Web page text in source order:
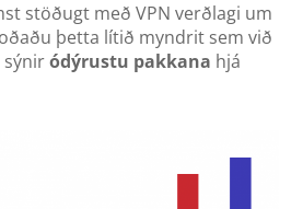
stöðugt með VPN verðlagi um
þetta lítið myndrit sem við
sýniródýrustu pakkana hjá